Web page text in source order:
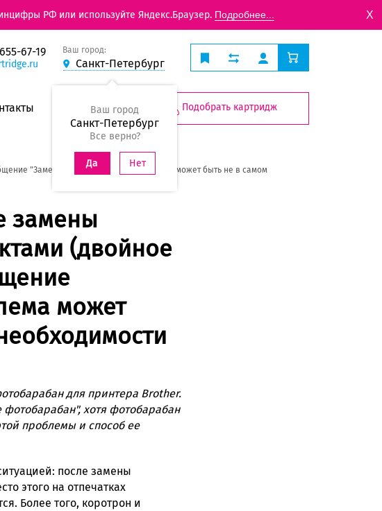
РФ или используйте Яндекс.Браузер. Подробнее... X
67-19 Ваш город:
Санкт-Петербург
Ваш город
Санкт-Петербург
Все верно?
Да Нет
Подобрать картридж
"Замените фотобарабан", проблема может быть не в самом
замены
(двойное
может
для принтера Brother.
хотя фотобарабан
проблемы и способ ее
после замены
этого на отпечатках
Более того, коротрон и